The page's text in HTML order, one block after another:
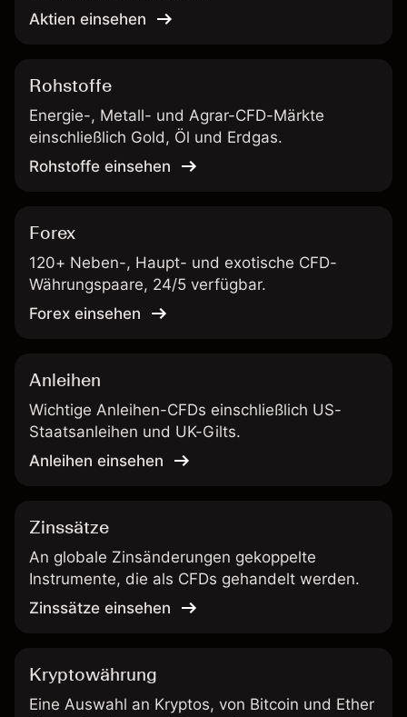
Aktien einsehen
Rohstoffe
Energie-, Metall- und Agrar-CFD-Märkte
einschließlich Gold, Öl und Erdgas.
Rohstoffe einsehen
Forex
120+ Neben-, Haupt- und exotische CFD-
Währungspaare, 24/5 verfügbar.
Forex einsehen
Anleihen
Wichtige Anleihen-CFDs einschließlich US-
Staatsanleihen und UK-Gilts.
Anleihen einsehen
Zinssätze
An globale Zinsänderungen gekoppelte
Instrumente, die als CFDs gehandelt werden.
Zinssätze einsehen
Kryptowährung
Eine Auswahl an Kryptos, von Bitcoin und Ether